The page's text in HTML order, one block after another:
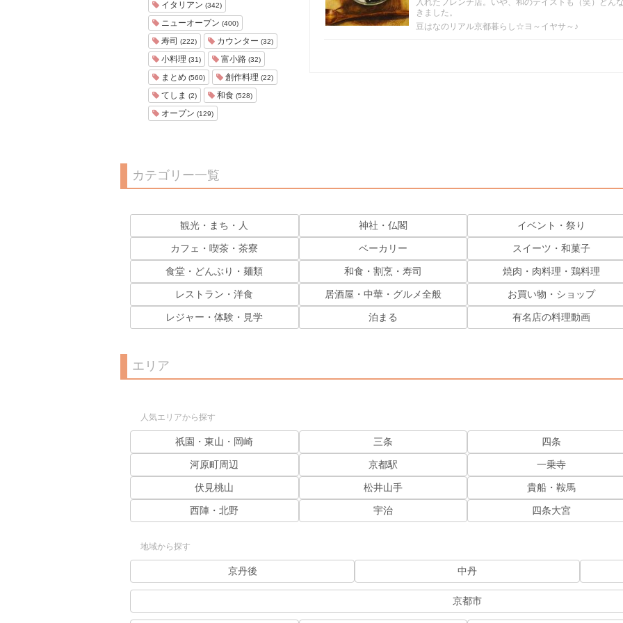
イタリアン (342)
ニューオープン (400)
寿司 (222) カウンター (32)
小料理 (31) 富小路 (32)
まとめ (560) 創作料理 (22)
てしま (2) 和食 (528)
オープン (129)
入れたフレンチ店。いや、和のテイストも（笑）どん
きました。
豆はなのリアル京都暮らし☆ヨ～イヤサ～♪
カテゴリー一覧
観光・まち・人 神社・仏閣 イベント・祭り
カフェ・喫茶・茶寮 ベーカリー スイーツ・和菓子
食堂・どんぶり・麺類 和食・割烹・寿司 焼肉・肉料理・鶏料理
レストラン・洋食 居酒屋・中華・グルメ全般 お買い物・ショップ
レジャー・体験・見学 泊まる 有名店の料理動画
エリア
人気エリアから探す
祇園・東山・岡崎 三条 四条
河原町周辺 京都駅 一乗寺
伏見桃山 松井山手 貴船・鞍馬
西陣・北野 宇治 四条大宮
地域から探す
京丹後 中丹
京都市